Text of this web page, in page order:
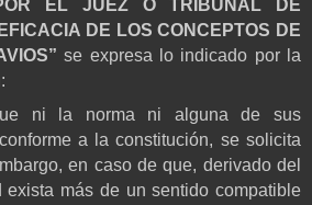
EL JUEZ O TRIBUNAL DE
DE LOS CONCEPTOS DE
se expresa lo indicado por la
ni la norma ni alguna de sus
a la constitución, se solicita
en caso de que, derivado del
exista más de un sentido compatible